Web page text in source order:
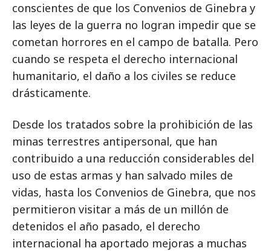
conscientes de que los Convenios de Ginebra y
las leyes de la guerra no logran impedir que se
cometan horrores en el campo de batalla. Pero
cuando se respeta el derecho internacional
humanitario, el daño a los civiles se reduce
drásticamente.
Desde los tratados sobre la prohibición de las
minas terrestres antipersonal, que han
contribuido a una reducción considerables del
uso de estas armas y han salvado miles de
vidas, hasta los Convenios de Ginebra, que nos
permitieron visitar a más de un millón de
detenidos el año pasado, el derecho
internacional ha aportado mejoras a muchas